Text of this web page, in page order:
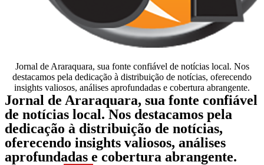
Jornal de Araraquara, sua fonte confiável de notícias local. Nos
destacamos pela dedicação à distribuição de notícias, oferecendo
insights valiosos, análises aprofundadas e cobertura abrangente.
Jornal de Araraquara, sua fonte confiável
de notícias local. Nos destacamos pela
dedicação à distribuição de notícias,
oferecendo insights valiosos, análises
aprofundadas e cobertura abrangente.